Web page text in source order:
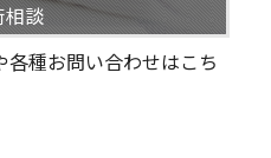
相談
種お問い合わせはこち